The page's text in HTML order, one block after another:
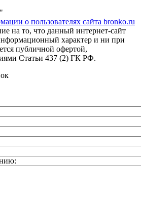
о пользователях сайта bronko.ru
на то, что данный интернет-сайт
характер и ни при
публичной офертой,
Статьи 437 (2) ГК РФ.